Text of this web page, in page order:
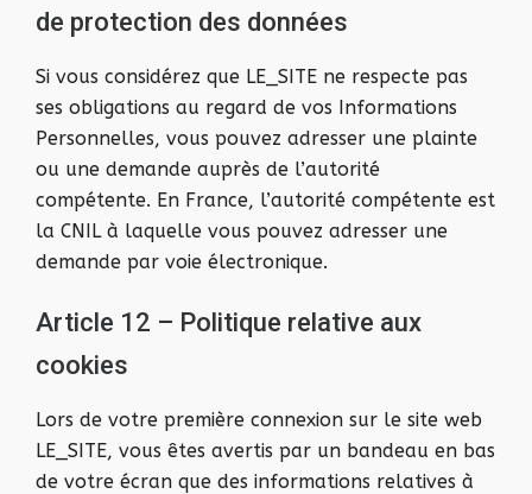
de protection des données
Si vous considérez que LE_SITE ne respecte pas
ses obligations au regard de vos Informations
Personnelles, vous pouvez adresser une plainte
ou une demande auprès de l’autorité
compétente. En France, l’autorité compétente est
la CNIL à laquelle vous pouvez adresser une
demande par voie électronique.
Article 12 – Politique relative aux
cookies
Lors de votre première connexion sur le site web
LE_SITE, vous êtes avertis par un bandeau en bas
de votre écran que des informations relatives à